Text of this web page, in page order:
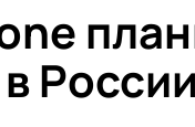
России